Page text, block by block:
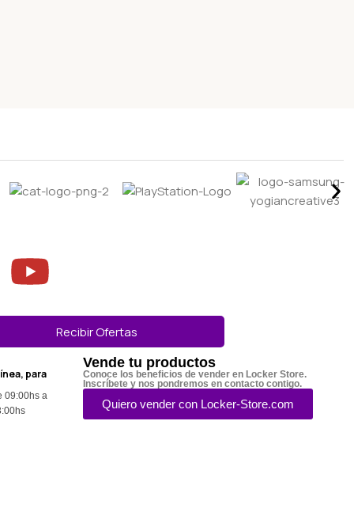
Recibir Ofertas
para
09:00hs a
Vende tu productos
Conoce los beneficios de vender en Locker Store.
Inscríbete y nos pondremos en contacto contigo.
Quiero vender con Locker-Store.com